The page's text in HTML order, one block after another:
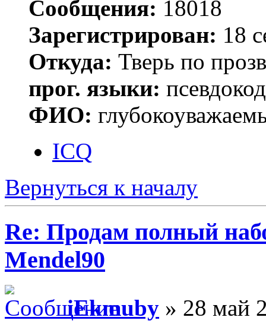
Сообщения: 18018
Зарегистрирован: 18
Откуда: Тверь по
прог. языки:
ФИО:
ICQ
Вернуться к началу
Re: Продам полный
Mendel90
iEkmuby » 28 май